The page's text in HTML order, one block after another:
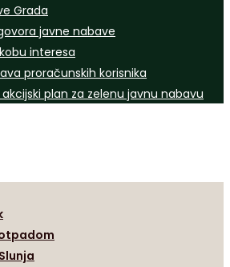
Grada
javne nabave
interesa
proračunskih korisnika
plan za zelenu javnu nabavu